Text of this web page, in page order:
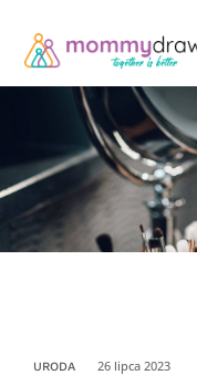
URODA 26 lipca 2023